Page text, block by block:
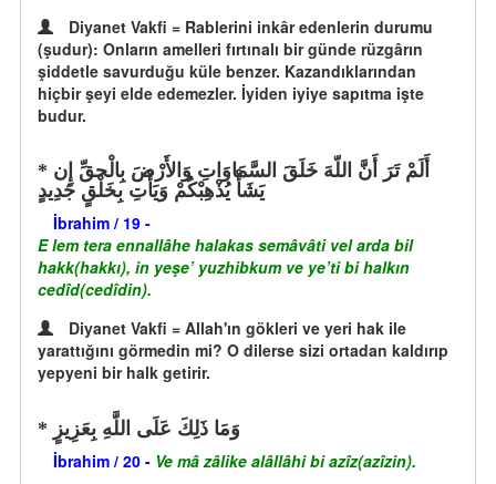
Diyanet Vakfi = Rablerini inkâr edenlerin durumu
(şudur): Onların amelleri fırtınalı bir günde rüzgârın
şiddetle savurduğu küle benzer. Kazandıklarından
hiçbir şeyi elde edemezler. İyiden iyiye sapıtma işte
budur.
يَشَأْ يُذْهِبْكُمْ وَيَأْتِ بِخَلْقٍ جَدِيدٍ
İbrahim / 19 -
E lem tera ennallâhe halakas semâvâti vel arda bil
hakk(hakkı), in yeşe’ yuzhibkum ve ye’ti bi halkın
cedîd(cedîdin).
Diyanet Vakfi = Allah'ın gökleri ve yeri hak ile
yarattığını görmedin mi? O dilerse sizi ortadan kaldırıp
yepyeni bir halk getirir.
وَمَا ذَلِكَ عَلَى اللَّهِ بِعَزِيزٍ
İbrahim / 20 - Ve mâ zâlike alâllâhi bi azîz(azîzin).